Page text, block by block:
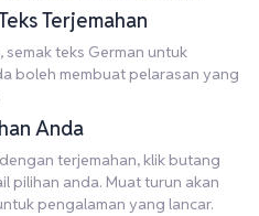
Terjemahan
semak teks German untuk
boleh membuat pelarasan yang
Anda
terjemahan, klik butang
pilihan anda. Muat turun akan
pengalaman yang lancar.